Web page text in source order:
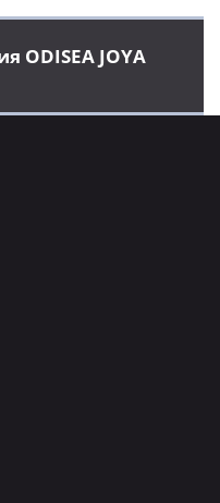
ODISEA JOYA